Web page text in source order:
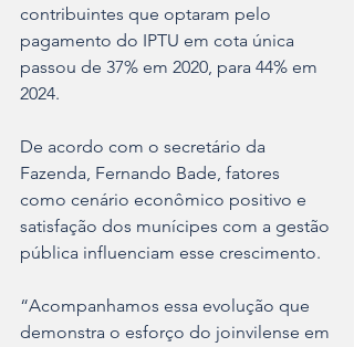
contribuintes que optaram pelo
pagamento do IPTU em cota única
passou de 37% em 2020, para 44% em
2024.
De acordo com o secretário da
Fazenda, Fernando Bade, fatores
como cenário econômico positivo e
satisfação dos munícipes com a gestão
pública influenciam esse crescimento.
“Acompanhamos essa evolução que
demonstra o esforço do joinvilense em